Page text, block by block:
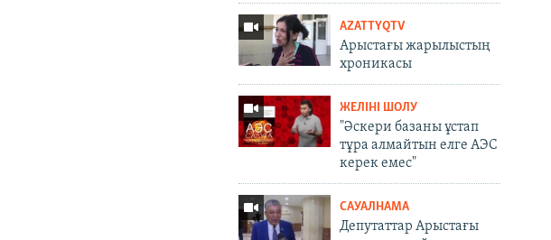
AZATTYQTV
Арыстағы жарылыстың
хроникасы
ЖЕЛІНІ ШОЛУ
"Әскери базаны ұстап
тұра алмайтын елге АЭС
керек емес"
САУАЛНАМА
Депутаттар Арыстағы